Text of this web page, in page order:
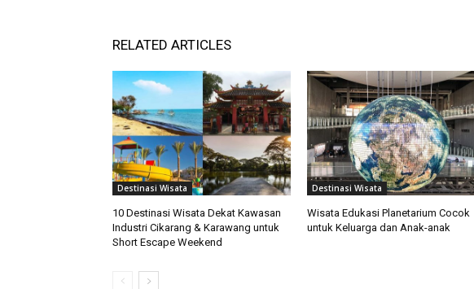
RELATED ARTICLES
Destinasi Wisata
10 Destinasi Wisata Dekat Kawasan
Industri Cikarang & Karawang untuk
Short Escape Weekend
Destinasi Wisata
Wisata Edukasi Planetarium Cocok
untuk Keluarga dan Anak-anak